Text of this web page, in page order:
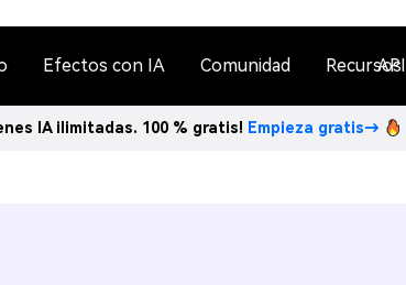
Efectos con IA Comunidad Recursos
API
IA ilimitadas. 100 % gratis! Empieza gratis→